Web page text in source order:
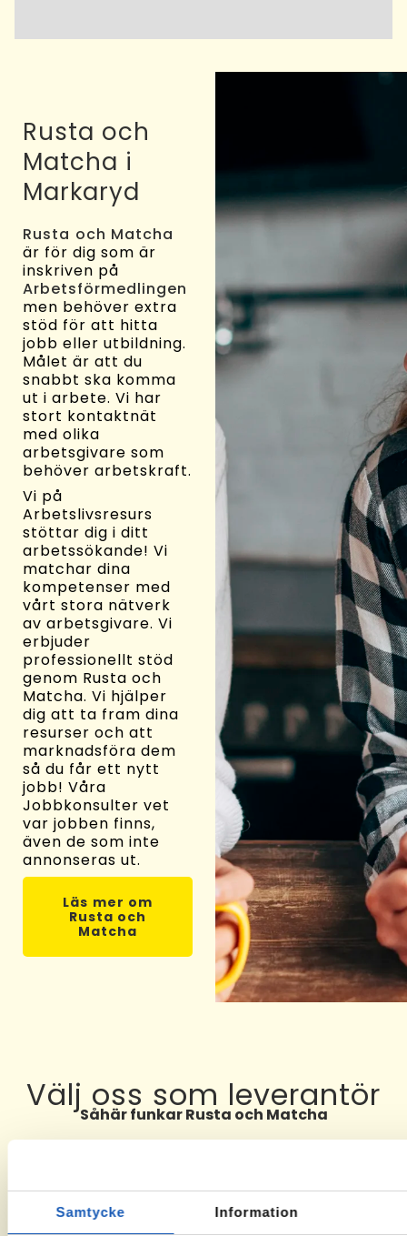
Samtycke Information
Rusta och
Matcha i
Markaryd
Rusta och Matcha
är för dig som är
inskriven på
Arbetsförmedlingen
men behöver extra
stöd för att hitta
jobb eller utbildning.
Målet är att du
snabbt ska komma
ut i arbete. Vi har
stort kontaktnät
med olika
arbetsgivare som
behöver arbetskraft.
Vi på
Arbetslivsresurs
stöttar dig i ditt
arbetssökande! Vi
matchar dina
kompetenser med
vårt stora nätverk
av arbetsgivare. Vi
erbjuder
professionellt stöd
genom Rusta och
Matcha. Vi hjälper
dig att ta fram dina
resurser och att
marknadsföra dem
så du får ett nytt
jobb! Våra
Jobbkonsulter vet
var jobben finns,
även de som inte
annonseras ut.
Läs mer om
Rusta och
Matcha
Välj oss som leverantör
Såhär funkar Rusta och Matcha
Ta kontakt
Om du får
När